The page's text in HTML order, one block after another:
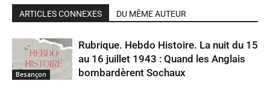
ARTICLES CONNEXES DU MÊME AUTEUR
Besançon
Rubrique. Hebdo Histoire. La nuit du 15
au 16 juillet 1943 : Quand les Anglais
bombardèrent Sochaux